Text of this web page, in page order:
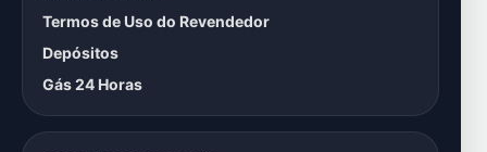
Termos de Uso do Revendedor
Depósitos
Gás 24 Horas